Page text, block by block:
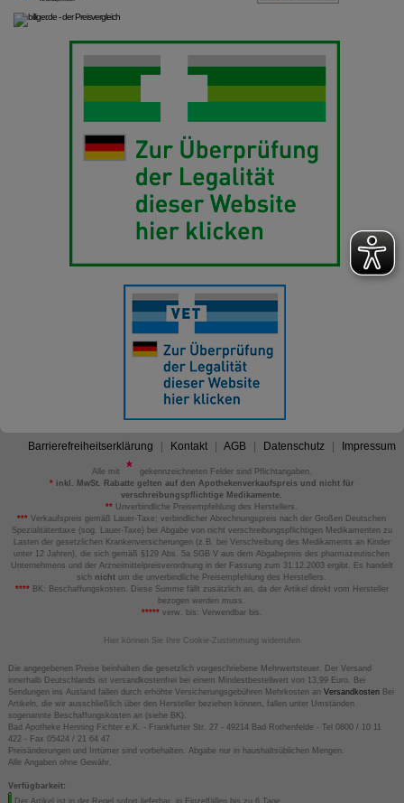
Barrierefreiheitserklärung Kontakt AGB Datenschutz Impressum
Alle mit
gekennzeichneten Felder sind Pflichtangaben.
*inkl. MwSt. Rabatte gelten auf den Apothekenverkaufspreis und nicht für
verschreibungspflichtige Medikamente.
** Unverbindliche Preisempfehlung des Herstellers.
*** Verkaufspreis gemäß Lauer-Taxe; verbindlicher Abrechnungspreis nach der Großen Deutschen
Spezialitätentaxe (sog. Lauer-Taxe) bei Abgabe von nicht verschreibungspflichtigen Medikamenten zu
Lasten der gesetzlichen Krankenversicherungen (z.B. bei Verschreibung des Medikaments an Kinder
unter 12 Jahren), die sich gemäß §129 Abs. 5a SGB V aus dem Abgabepreis des pharmazeutischen
Unternehmens und der Arzneimittelpreisverordnung in der Fassung zum 31.12.2003 ergibt. Es handelt
sich nicht um die unverbindliche Preisempfehlung des Herstellers.
****BK: Beschaffungskosten. Diese Summe fällt zusätzlich an, da der Artikel direkt vom Hersteller
bezogen werden muss.
*****verw. bis: Verwendbar bis.
Hier können Sie Ihre Cookie-Zustimmung widerrufen
Die angegebenen Preise beinhalten die gesetzlich vorgeschriebene Mehrwertsteuer. Der Versand
innerhalb Deutschlands ist versandkostenfrei bei einem Mindestbestellwert von 13,99 Euro. Bei
Sendungen ins Ausland fallen durch erhöhte Versicherungsgebühren Mehrkosten an VersandkostenBei
Artikeln, die wir ausschließlich über den Hersteller beziehen können, fallen unter Umständen
sogenannte Beschaffungskosten an (siehe BK).
Bad Apotheke Henning Fichter e.K. - Frankfurter Str. 27 - 49214 Bad Rothenfelde - Tel 0800 / 10 11
422 - Fax 05424 / 21 64 47
Preisänderungen und Irrtümer sind vorbehalten. Abgabe nur in haushaltsüblichen Mengen.
Alle Angaben ohne Gewähr.
Verfügbarkeit: